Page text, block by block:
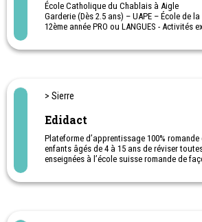
École Catholique du Chablais à Aigle
Garderie (Dès 2.5 ans) – UAPE – École de
12ème année PRO ou LANGUES - Activités
la 9ème VP
> Sierre
Edidact
Plateforme d’apprentissage 100%
enfants âgés de 4 à 15 ans de réviser
enseignées à l’école suisse romande de